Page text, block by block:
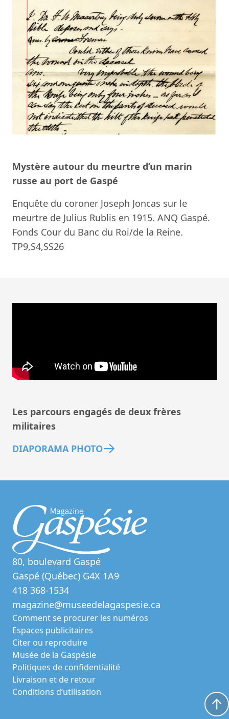
Mystère autour du meurtre d’un marin
russe au port de Gaspé
Enquête du coroner Joseph Joncas sur le
meurtre de Julius Rublis en 1915. ANQ Gaspé.
Fonds Cour du Banc du Roi/de la Reine.
TP9,S4,SS26
Les parcours engagés de deux frères
militaires
DIAPORAMA PHOTO
80, boulevard Gaspé
Gaspé (Québec) G4X 1A9
418 368-1534
magazine@museedelagaspesie.ca
Comment se procurer les numéros
Espaces publicitaires
Citer ou reproduire
Musée de la Gaspésie
Politiques de confidentialité
Livraison et de retour
Conditions d’utilisation